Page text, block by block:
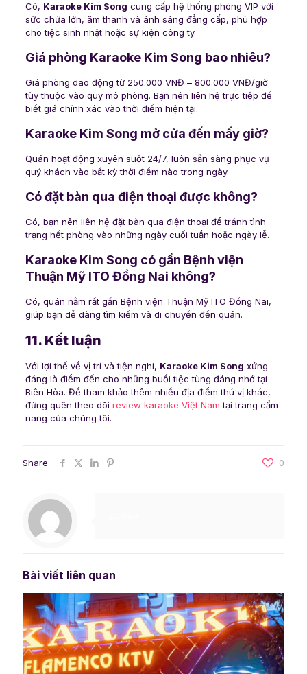
Có, Karaoke Kim Song cung cấp hệ thống phòng VIP với
sức chứa lớn, âm thanh và ánh sáng đẳng cấp, phù hợp
cho tiệc sinh nhật hoặc sự kiện công ty.
Giá phòng Karaoke Kim Song bao nhiêu?
Giá phòng dao động từ 250.000 VNĐ – 800.000 VNĐ/giờ
tùy thuộc vào quy mô phòng. Bạn nên liên hệ trực tiếp để
biết giá chính xác vào thời điểm hiện tại.
Karaoke Kim Song mở cửa đến mấy giờ?
Quán hoạt động xuyên suốt 24/7, luôn sẵn sàng phục vụ
quý khách vào bất kỳ thời điểm nào trong ngày.
Có đặt bàn qua điện thoại được không?
Có, bạn nên liên hệ đặt bàn qua điện thoại để tránh tình
trạng hết phòng vào những ngày cuối tuần hoặc ngày lễ.
Karaoke Kim Song có gần Bệnh viện
Thuận Mỹ ITO Đồng Nai không?
Có, quán nằm rất gần Bệnh viện Thuận Mỹ ITO Đồng Nai,
giúp bạn dễ dàng tìm kiếm và di chuyển đến quán.
11. Kết luận
Với lợi thế về vị trí và tiện nghi, Karaoke Kim Song xứng
đáng là điểm đến cho những buổi tiệc tùng đáng nhớ tại
Biên Hòa. Để tham khảo thêm nhiều địa điểm thú vị khác,
đừng quên theo dõi review karaoke Việt Nam tại trang cẩm
nang của chúng tôi.
Share 0
Bài viết liên quan